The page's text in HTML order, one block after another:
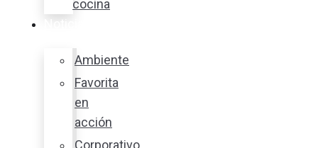
cocina
Ambiente
Favorita
en
acción
Corporativo